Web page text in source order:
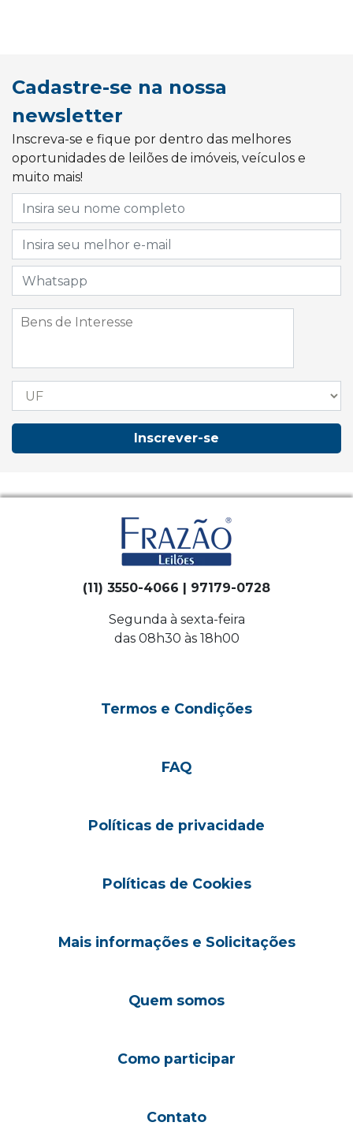
Cadastre-se na nossa
newsletter
Inscreva-se e fique por dentro das melhores
oportunidades de leilões de imóveis, veículos e
muito mais!
Inscrever-se
(11) 3550-4066 | 97179-0728
Segunda à sexta-feira
das 08h30 às 18h00
Termos e Condições
FAQ
Políticas de privacidade
Políticas de Cookies
Mais informações e Solicitações
Quem somos
Como participar
Contato